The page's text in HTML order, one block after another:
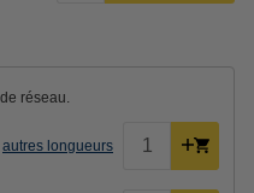
réseau.
autres longueurs